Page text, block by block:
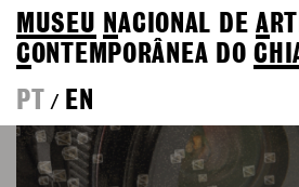
MUSEU NACIONAL DEA
CONTEMPORÂNEA DO
PT
/ EN